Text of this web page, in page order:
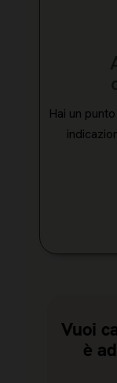
Hai un
Vuoi
è